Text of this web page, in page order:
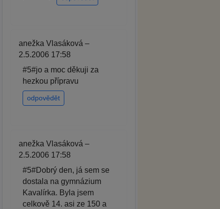
anežka Vlasáková –
2.5.2006 17:58
#5#jo a moc děkuji za
hezkou přípravu
odpovědět
anežka Vlasáková –
2.5.2006 17:58
#5#Dobrý den, já sem se
dostala na gymnázium
Kavalírka. Byla jsem
celkově 14. asi ze 150 a